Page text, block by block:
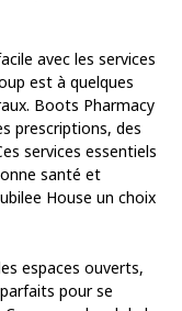
avec les services
est à quelques
Boots Pharmacy
prescriptions, des
services essentiels
santé et
House un choix
espaces ouverts,
pour se